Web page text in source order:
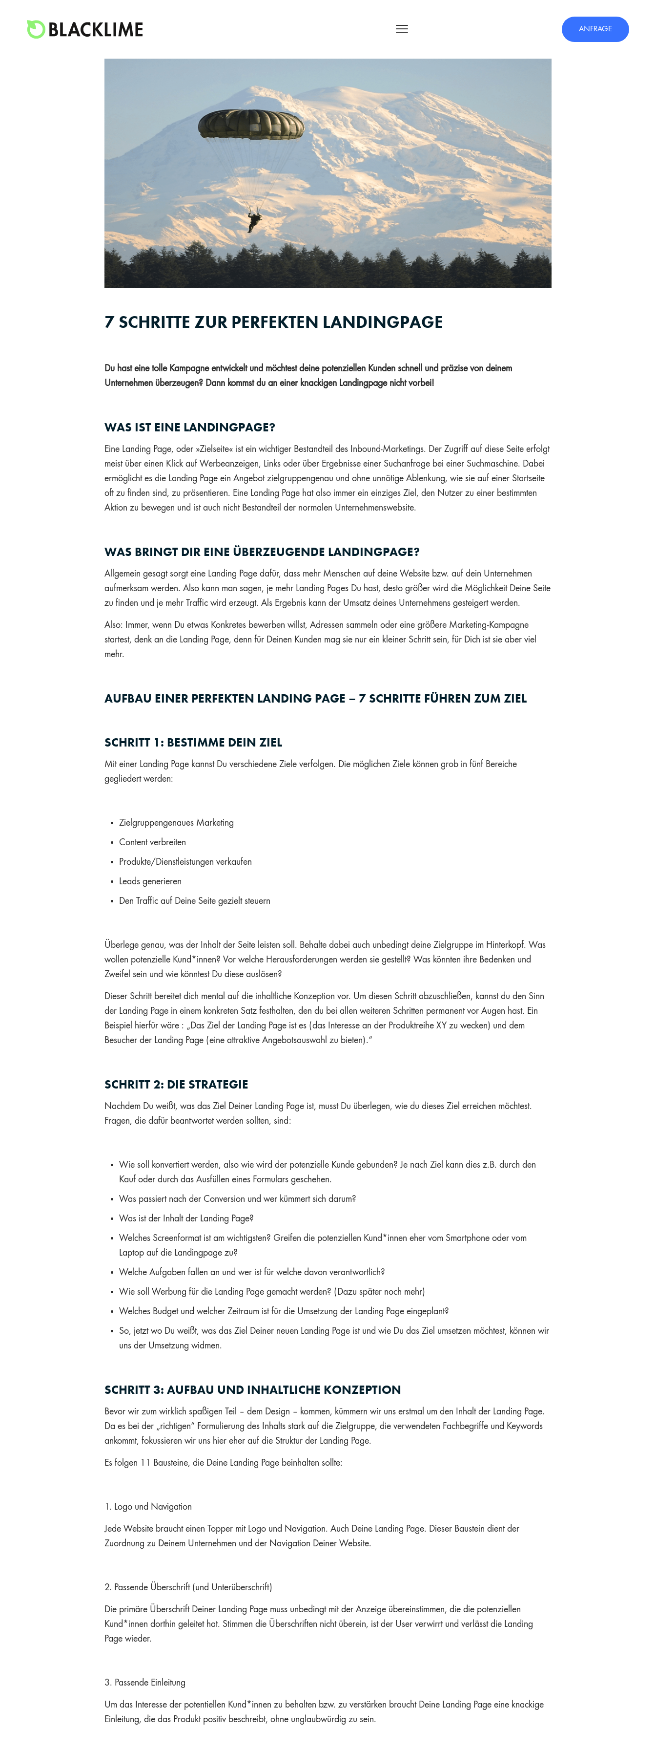
ANFRAGE
7 SCHRITTE ZUR PERFEKTEN LANDINGPAGE
Du hast eine tolle Kampagne entwickelt und möchtest deine potenziellen Kunden schnell und präzise von deinem
Unternehmen überzeugen? Dann kommst du an einer knackigen Landingpage nicht vorbei!
WAS IST EINE LANDINGPAGE?
Eine Landing Page, oder »Zielseite« ist ein wichtiger Bestandteil des Inbound-Marketings. Der Zugriff auf diese Seite erfolgt
meist über einen Klick auf Werbeanzeigen, Links oder über Ergebnisse einer Suchanfrage bei einer Suchmaschine. Dabei
ermöglicht es die Landing Page ein Angebot zielgruppengenau und ohne unnötige Ablenkung, wie sie auf einer Startseite
oft zu finden sind, zu präsentieren. Eine Landing Page hat also immer ein einziges Ziel, den Nutzer zu einer bestimmten
Aktion zu bewegen und ist auch nicht Bestandteil der normalen Unternehmenswebsite.
WAS BRINGT DIR EINE ÜBERZEUGENDE LANDINGPAGE?
Allgemein gesagt sorgt eine Landing Page dafür, dass mehr Menschen auf deine Website bzw. auf dein Unternehmen
aufmerksam werden. Also kann man sagen, je mehr Landing Pages Du hast, desto größer wird die Möglichkeit Deine Seite
zu finden und je mehr Traffic wird erzeugt. Als Ergebnis kann der Umsatz deines Unternehmens gesteigert werden.
Also: Immer, wenn Du etwas Konkretes bewerben willst, Adressen sammeln oder eine größere Marketing-Kampagne
startest, denk an die Landing Page, denn für Deinen Kunden mag sie nur ein kleiner Schritt sein, für Dich ist sie aber viel
mehr.
AUFBAU EINER PERFEKTEN LANDING PAGE – 7 SCHRITTE FÜHREN ZUM ZIEL
SCHRITT 1: BESTIMME DEIN ZIEL
Mit einer Landing Page kannst Du verschiedene Ziele verfolgen. Die möglichen Ziele können grob in fünf Bereiche
gegliedert werden:
Zielgruppengenaues Marketing
Content verbreiten
Produkte/Dienstleistungen verkaufen
Leads generieren
Den Traffic auf Deine Seite gezielt steuern
Überlege genau, was der Inhalt der Seite leisten soll. Behalte dabei auch unbedingt deine Zielgruppe im Hinterkopf. Was
wollen potenzielle Kund*innen? Vor welche Herausforderungen werden sie gestellt? Was könnten ihre Bedenken und
Zweifel sein und wie könntest Du diese auslösen?
Dieser Schritt bereitet dich mental auf die inhaltliche Konzeption vor. Um diesen Schritt abzuschließen, kannst du den Sinn
der Landing Page in einem konkreten Satz festhalten, den du bei allen weiteren Schritten permanent vor Augen hast. Ein
Beispiel hierfür wäre : „Das Ziel der Landing Page ist es (das Interesse an der Produktreihe XY zu wecken) und dem
Besucher der Landing Page (eine attraktive Angebotsauswahl zu bieten).“
SCHRITT 2: DIE STRATEGIE
Nachdem Du weißt, was das Ziel Deiner Landing Page ist, musst Du überlegen, wie du dieses Ziel erreichen möchtest.
Fragen, die dafür beantwortet werden sollten, sind:
Wie soll konvertiert werden, also wie wird der potenzielle Kunde gebunden? Je nach Ziel kann dies z.B. durch den
Kauf oder durch das Ausfüllen eines Formulars geschehen.
Was passiert nach der Conversion und wer kümmert sich darum?
Was ist der Inhalt der Landing Page?
Welches Screenformat ist am wichtigsten? Greifen die potenziellen Kund*innen eher vom Smartphone oder vom
Laptop auf die Landingpage zu?
Welche Aufgaben fallen an und wer ist für welche davon verantwortlich?
Wie soll Werbung für die Landing Page gemacht werden? (Dazu später noch mehr)
Welches Budget und welcher Zeitraum ist für die Umsetzung der Landing Page eingeplant?
So, jetzt wo Du weißt, was das Ziel Deiner neuen Landing Page ist und wie Du das Ziel umsetzen möchtest, können wir
uns der Umsetzung widmen.
SCHRITT 3: AUFBAU UND INHALTLICHE KONZEPTION
Bevor wir zum wirklich spaßigen Teil – dem Design – kommen, kümmern wir uns erstmal um den Inhalt der Landing Page.
Da es bei der „richtigen“ Formulierung des Inhalts stark auf die Zielgruppe, die verwendeten Fachbegriffe und Keywords
ankommt, fokussieren wir uns hier eher auf die Struktur der Landing Page.
Es folgen 11 Bausteine, die Deine Landing Page beinhalten sollte:
1. Logo und Navigation
Jede Website braucht einen Topper mit Logo und Navigation. Auch Deine Landing Page. Dieser Baustein dient der
Zuordnung zu Deinem Unternehmen und der Navigation Deiner Website.
2. Passende Überschrift (und Unterüberschrift)
Die primäre Überschrift Deiner Landing Page muss unbedingt mit der Anzeige übereinstimmen, die die potenziellen
Kund*innen dorthin geleitet hat. Stimmen die Überschriften nicht überein, ist der User verwirrt und verlässt die Landing
Page wieder.
3. Passende Einleitung
Um das Interesse der potentiellen Kund*innen zu behalten bzw. zu verstärken braucht Deine Landing Page eine knackige
Einleitung, die das Produkt positiv beschreibt, ohne unglaubwürdig zu sein.